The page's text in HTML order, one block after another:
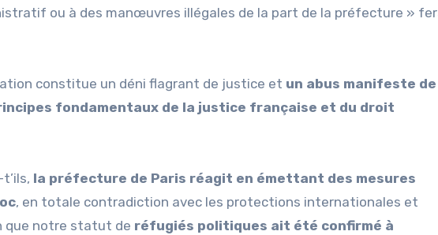
ou à des manœuvres illégales de la part de la préfecture »
constitue un déni flagrant de justice et un abus manifeste de
fondamentaux de la justice française et du droit
la préfecture de Paris réagit en émettant des mesures
, en totale contradiction avec les protections internationales et
que notre statut de réfugiés politiques ait été confirmé à